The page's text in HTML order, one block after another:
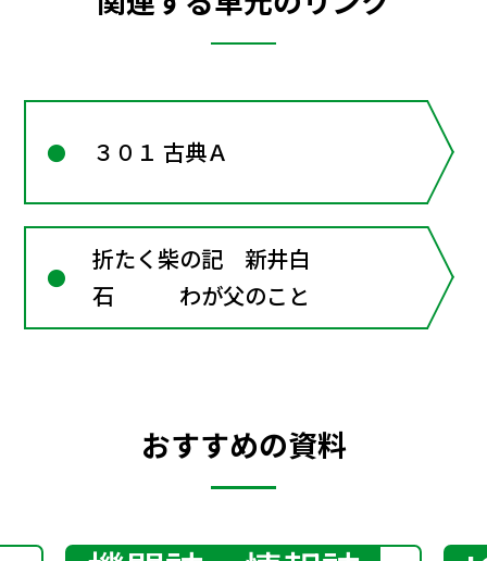
３０１ 古典Ａ
折たく柴の記 新井白
石 わが父のこと
おすすめの資料